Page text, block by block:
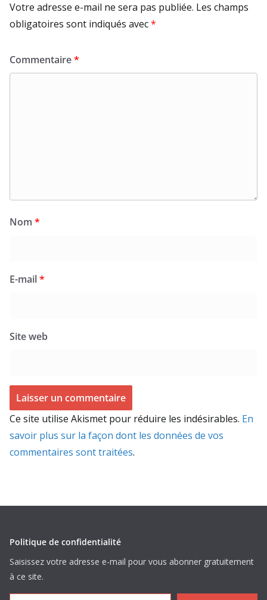
Votre adresse e-mail ne sera pas publiée. Les champs
obligatoires sont indiqués avec*
Commentaire*
Nom *
E-mail*
Site web
Ce site utilise Akismet pour réduire les indésirables. En
savoir plus sur la façon dont les données de vos
commentaires sont traitées.
Politique de confidentialité
Saisissez votre adresse e-mail pour vous abonner gratuitement
à ce site.
Inscrivez votre e-mail...